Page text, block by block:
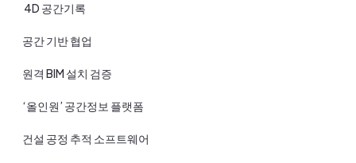
4D 공간기록
공간 기반 협업
원격 BIM 설치 검증
‘올인원’ 공간정보 플랫폼
건설 공정 추적 소프트웨어